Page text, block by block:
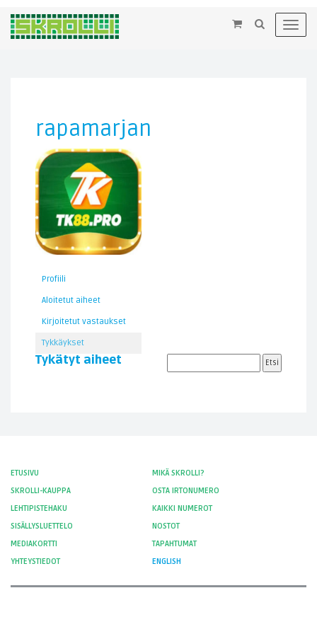
×
rapamarjan
Profiili
Aloitetut aiheet
Kirjoitetut vastaukset
Tykkäykset
Tykätyt aiheet
ETUSIVU
MIKÄ SKROLLI?
SKROLLI-KAUPPA
OSTA IRTONUMERO
LEHTIPISTEHAKU
KAIKKI NUMEROT
SISÄLLYSLUETTELO
NOSTOT
MEDIAKORTTI
TAPAHTUMAT
YHTEYSTIEDOT
ENGLISH